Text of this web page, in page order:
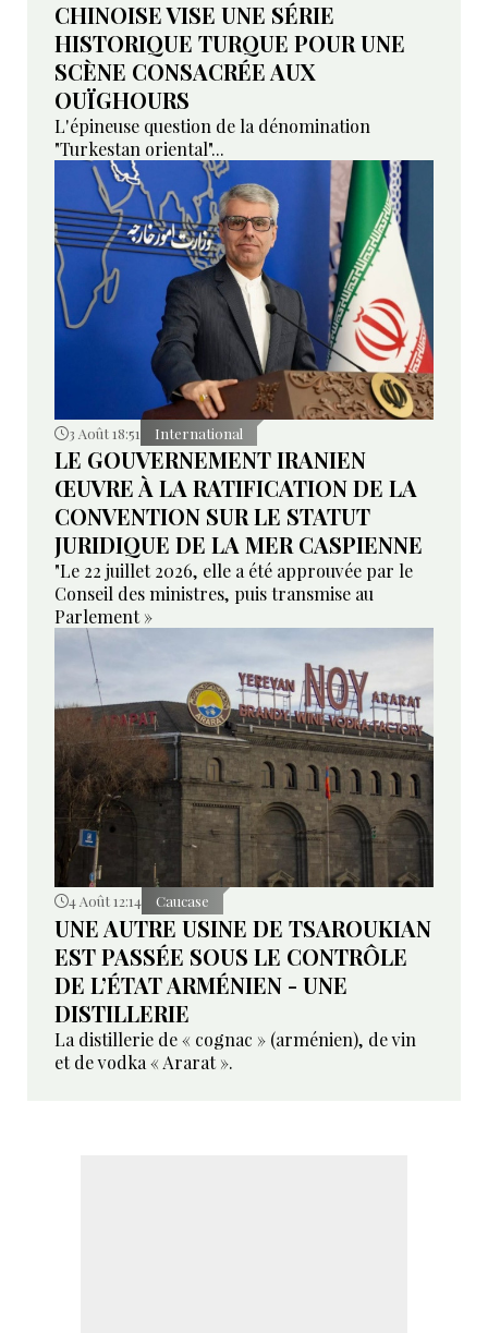
CHINOISE VISE UNE SÉRIE
HISTORIQUE TURQUE POUR UNE
SCÈNE CONSACRÉE AUX
OUÏGHOURS
L'épineuse question de la dénomination
"Turkestan oriental"...
3 Août 18:51 International
LE GOUVERNEMENT IRANIEN
ŒUVRE À LA RATIFICATION DE LA
CONVENTION SUR LE STATUT
JURIDIQUE DE LA MER CASPIENNE
"Le 22 juillet 2026, elle a été approuvée par le
Conseil des ministres, puis transmise au
Parlement »
4 Août 12:14 Caucase
UNE AUTRE USINE DE TSAROUKIAN
EST PASSÉE SOUS LE CONTRÔLE
DE L’ÉTAT ARMÉNIEN - UNE
DISTILLERIE
La distillerie de « cognac » (arménien), de vin
et de vodka « Ararat ».